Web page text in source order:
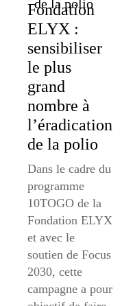
Fondation
ELYX :
sensibiliser
le plus
grand
nombre à
l’éradication
de la polio
Dans le cadre du
programme
10TOGO de la
Fondation ELYX
et avec le
soutien de Focus
2030, cette
campagne a pour